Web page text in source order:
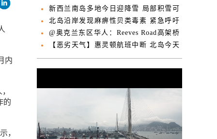
内
的
，
舒适与品位
新西兰南岛多地今日迎降雪 局部积雪可
达30厘米
北岛沿岸发现麻痹性贝类毒素 紧急呼吁
居民勿采食贝类
@奥克兰东区华人：Reeves Road高架桥
通车 拥堵将大为缓解
【恶劣天气】惠灵顿航班中断 北岛今天
迎强风天气